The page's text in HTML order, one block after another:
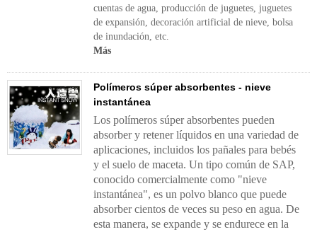
cuentas de agua, producción de juguetes, juguetes
de expansión, decoración artificial de nieve, bolsa
de inundación, etc.
Más
Polímeros súper absorbentes - nieve
instantánea
Los polímeros súper absorbentes pueden
absorber y retener líquidos en una variedad de
aplicaciones, incluidos los pañales para bebés
y el suelo de maceta. Un tipo común de SAP,
conocido comercialmente como "nieve
instantánea", es un polvo blanco que puede
absorber cientos de veces su peso en agua. De
esta manera, se expande y se endurece en la